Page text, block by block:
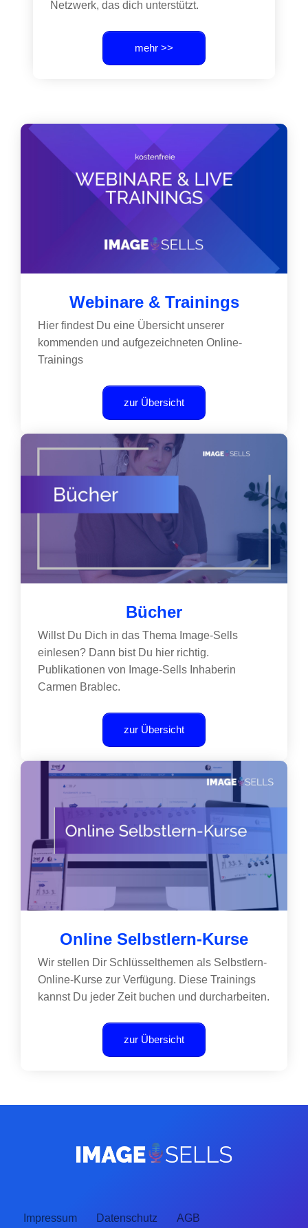
Netzwerk, das dich unterstützt.
mehr >>
Webinare & Trainings
Hier findest Du eine Übersicht unserer
kommenden und aufgezeichneten Online-
Trainings
zur Übersicht
Bücher
Willst Du Dich in das Thema Image-Sells
einlesen? Dann bist Du hier richtig.
Publikationen von Image-Sells Inhaberin
Carmen Brablec.
zur Übersicht
Online Selbstlern-Kurse
Wir stellen Dir Schlüsselthemen als Selbstlern-
Online-Kurse zur Verfügung. Diese Trainings
kannst Du jeder Zeit buchen und durcharbeiten.
zur Übersicht
Impressum Datenschutz AGB